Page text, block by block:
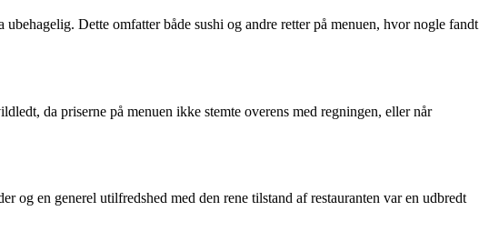
Dette omfatter både sushi og andre retter på menuen, hvor nogle fandt
da priserne på menuen ikke stemte overens med regningen, eller når
og en generel utilfredshed med den rene tilstand af restauranten var en udbredt